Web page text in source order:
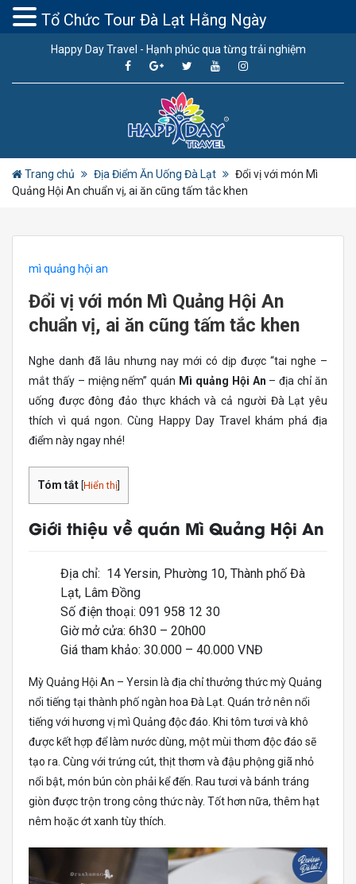
Happy Day Travel - Hạnh phúc qua từng trải nghiệm
Trang chủ Địa Điểm Ăn Uống Đà Lạt
Đổi vị với món Mì
Quảng Hội An chuẩn vị, ai ăn cũng tấm tắc khen
mì quảng hội an
Đổi vị với món Mì Quảng Hội An
chuẩn vị, ai ăn cũng tấm tắc khen
Nghe danh đã lâu nhưng nay mới có dịp được “tai nghe –
mắt thấy – miệng nếm” quán Mì quảng Hội An – địa chỉ ăn
uống được đông đảo thực khách và cả người Đà Lạt yêu
thích vì quá ngon. Cùng Happy Day Travel khám phá địa
điểm này ngay nhé!
Tóm tắt Hiển thị
Giới thiệu về quán Mì Quảng Hội An
Địa chỉ: 14 Yersin, Phường 10, Thành phố Đà
Lạt, Lâm Đồng
Số điện thoại: 091 958 12 30
Giờ mở cửa: 6h30 – 20h00
Giá tham khảo: 30.000 – 40.000 VNĐ
Mỳ Quảng Hội An – Yersin là địa chỉ thưởng thức mỳ Quảng
nổi tiếng tại thành phố ngàn hoa Đà Lạt. Quán trở nên nổi
tiếng với hương vị mì Quảng độc đáo. Khi tôm tươi và khô
được kết hợp để làm nước dùng, một mùi thơm độc đáo sẽ
tạo ra. Cùng với trứng cút, thịt thơm và đậu phộng giã nhỏ
nổi bật, món bún còn phải kể đến. Rau tươi và bánh tráng
giòn được trộn trong công thức này. Tốt hơn nữa, thêm hạt
nêm hoặc ớt xanh tùy thích.
Tổ Chức Tour Đà Lạt Hằng Ngày